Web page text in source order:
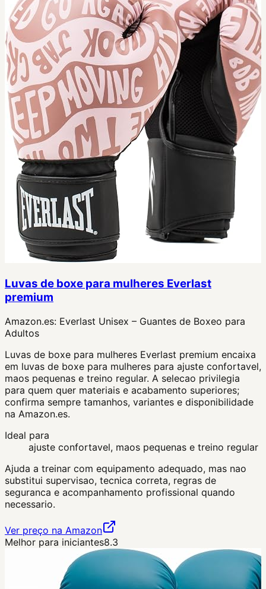
Luvas de boxe para mulheres Everlast
premium
Amazon.es: Everlast Unisex – Guantes de Boxeo para
Adultos
Luvas de boxe para mulheres Everlast premium encaixa
em luvas de boxe para mulheres para ajuste confortavel,
maos pequenas e treino regular. A selecao privilegia
para quem quer materiais e acabamento superiores;
confirma sempre tamanhos, variantes e disponibilidade
na Amazon.es.
Ideal para
ajuste confortavel, maos pequenas e treino regular
Ajuda a treinar com equipamento adequado, mas nao
substitui supervisao, tecnica correta, regras de
seguranca e acompanhamento profissional quando
necessario.
Ver preço na Amazon
Melhor para iniciantes8.3